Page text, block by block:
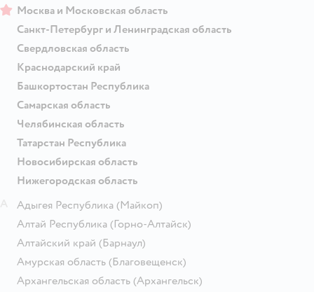
Москва и Московская область
Санкт-Петербург и Ленинградская область
Свердловская область
Краснодарский край
Башкортостан Республика
Самарская область
Челябинская область
Татарстан Республика
Новосибирская область
Нижегородская область
Адыгея Республика (Майкоп)
Алтай Республика (Горно-Алтайск)
Алтайский край (Барнаул)
Амурская область (Благовещенск)
Архангельская область (Архангельск)